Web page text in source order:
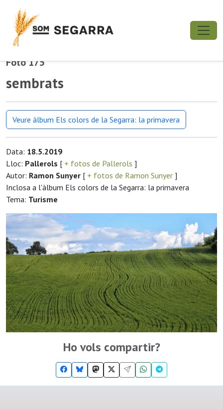
Foto 175
sembrats
Veure àlbum Els colors de la Segarra: la primavera
Data: 18.5.2019
Lloc: Pallerols [ + fotos de Pallerols ]
Autor: Ramon Sunyer [ + fotos de Ramon Sunyer ]
Inclosa a l'àlbum Els colors de la Segarra: la primavera
Tema: Turisme
Ho vols compartir?